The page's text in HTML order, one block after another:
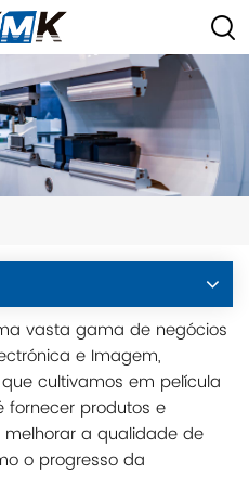
vasta gama de negócios
e Imagem,
cultivamos em película
fornecer produtos e
a qualidade de
o progresso da